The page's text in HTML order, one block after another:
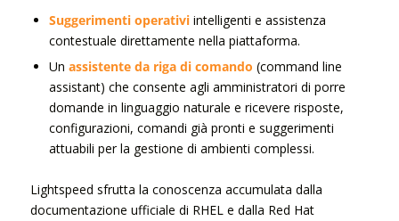
Suggerimenti operativiintelligenti e assistenza
contestuale direttamente nella piattaforma.
Un assistente da riga di comando (command line
assistant) che consente agli amministratori di porre
domande in linguaggio naturale e ricevere risposte,
configurazioni, comandi già pronti e suggerimenti
attuabili per la gestione di ambienti complessi.
Lightspeed sfrutta la conoscenza accumulata dalla
documentazione ufficiale di RHEL e dalla Red Hat